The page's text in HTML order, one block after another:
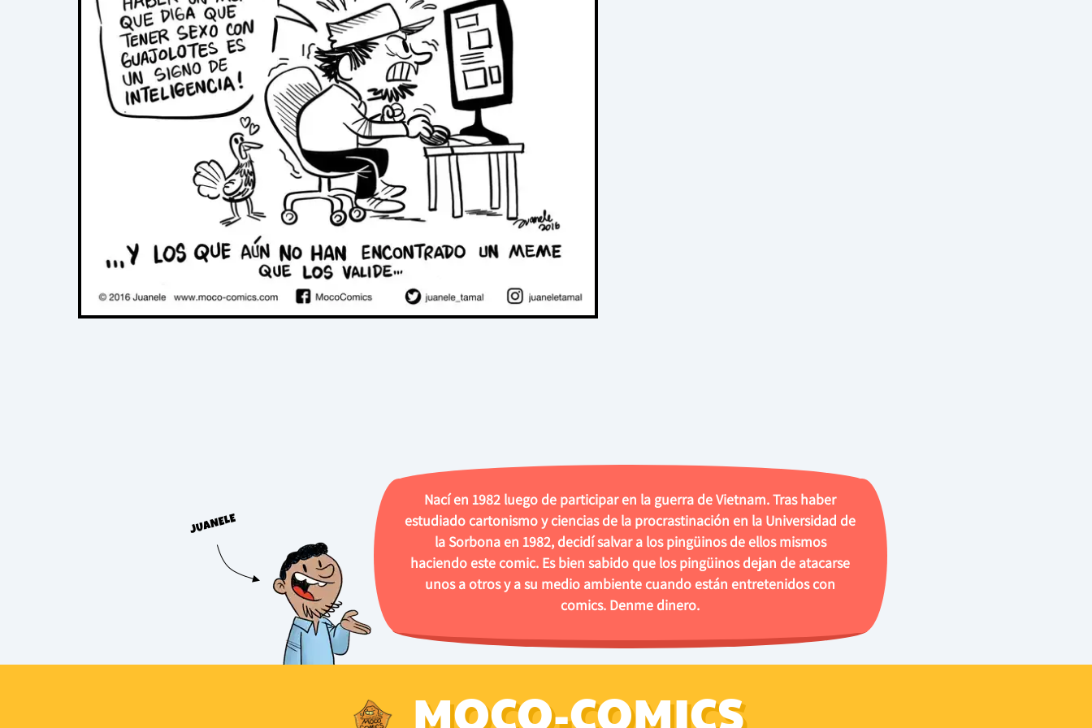
Nací en 1982 luego de participar en la guerra de Vietnam. Tras haber
estudiado cartonismo y ciencias de la procrastinación en la Universidad de
la Sorbona en 1982, decidí salvar a los pingüinos de ellos mismos
haciendo este comic. Es bien sabido que los pingüinos dejan de atacarse
unos a otros y a su medio ambiente cuando están entretenidos con
comics. Denme dinero.
MOCO-COMICS